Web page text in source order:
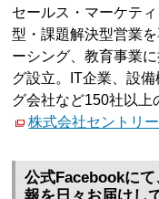
セールス・マーケテ
型・課題解決型営業
ーシング、教育事業
グ設立。IT企業、設
グ会社など150社以上
株式会社セントリ
公式Facebookに